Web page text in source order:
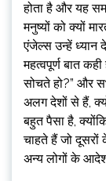
होता है और यह
मनुष्यों को क्यों
एंजेल्स उन्हें ध्यान
महत्वपूर्ण बात
सोचते हो?” और
अलग देशों से हैं,
बहुत पैसा है,
चाहते हैं जो
अन्य लोगों के